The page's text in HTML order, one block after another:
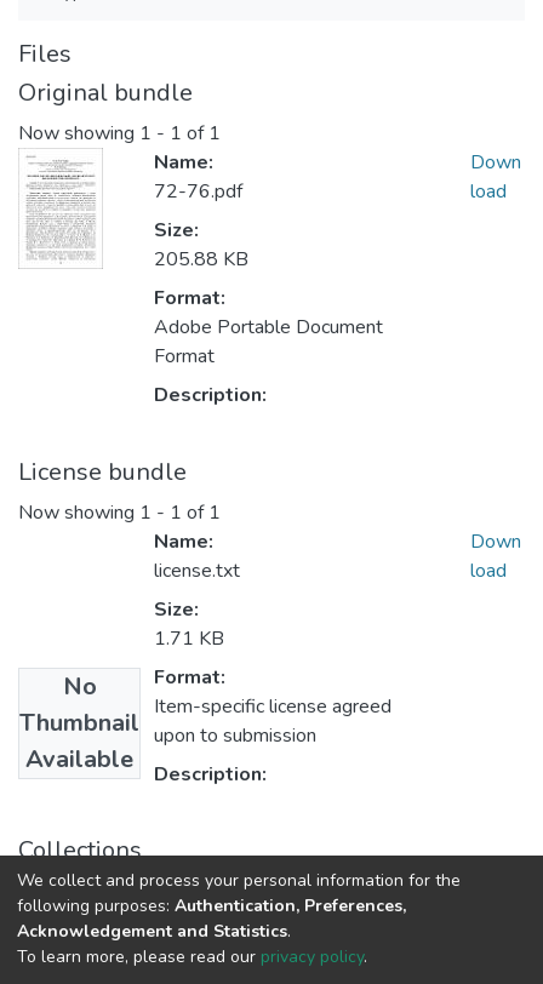
Files
Original bundle
Now showing 1 - 1 of 1
Name:
72-76.pdf
Size:
205.88 KB
Format:
Adobe Portable Document
Format
Description:
Down
load
License bundle
Now showing 1 - 1 of 1
No
Thumbnail
Available
Name:
license.txt
Size:
1.71 KB
Format:
Item-specific license agreed
upon to submission
Description:
Down
load
Collections
Статті та доповіді ЕПФ
DSpace software copyright © 2009-2026
We collect and process your personal information for the
following purposes: Authentication, Preferences,
Acknowledgement and Statistics.
To learn more, please read our privacy policy.